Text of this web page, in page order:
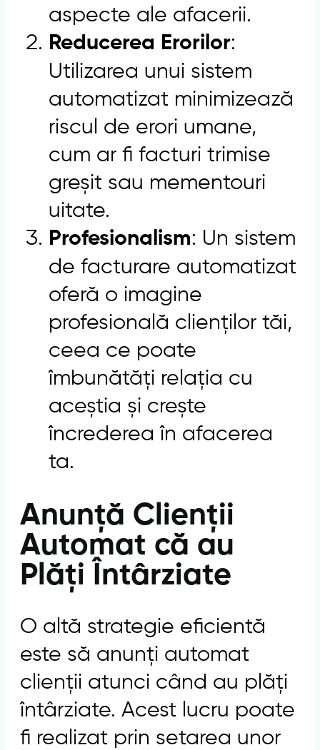
aspecte ale afacerii.
Reducerea Erorilor:
Utilizarea unui sistem
automatizat minimizează
riscul de erori umane,
cum ar fi facturi trimise
greșit sau mementouri
uitate.
Profesionalism: Un sistem
de facturare automatizat
oferă o imagine
profesională clienților tăi,
ceea ce poate
îmbunătăți relația cu
aceștia și crește
încrederea în afacerea
ta.
Anunță Clienții
Automat că au
Plăți Întârziate
O altă strategie eficientă
este să anunți automat
clienții atunci când au plăți
întârziate. Acest lucru poate
fi realizat prin setarea unor